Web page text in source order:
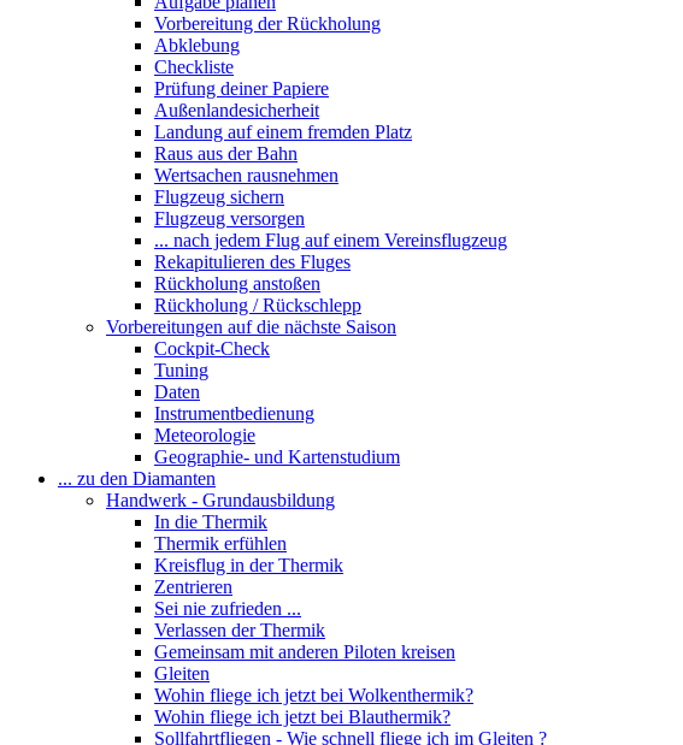
Vorbereitung der Rückholung
Abklebung
Checkliste
Prüfung deiner Papiere
Außenlandesicherheit
Landung auf einem fremden Platz
Raus aus der Bahn
Wertsachen rausnehmen
Flugzeug sichern
Flugzeug versorgen
... nach jedem Flug auf einem Vereinsflugzeug
Rekapitulieren des Fluges
Rückholung anstoßen
Rückholung / Rückschlepp
Vorbereitungen auf die nächste Saison
Cockpit-Check
Tuning
Daten
Instrumentbedienung
Meteorologie
Geographie- und Kartenstudium
... zu den Diamanten
Handwerk - Grundausbildung
In die Thermik
Thermik erfühlen
Kreisflug in der Thermik
Zentrieren
Sei nie zufrieden ...
Verlassen der Thermik
Gemeinsam mit anderen Piloten kreisen
Gleiten
Wohin fliege ich jetzt bei Wolkenthermik?
Wohin fliege ich jetzt bei Blauthermik?
Sollfahrtfliegen - Wie schnell fliege ich im Gleiten ?